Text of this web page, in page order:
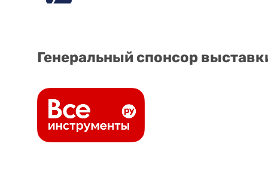
Генеральный спонсор